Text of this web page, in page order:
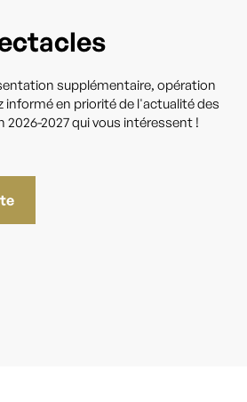
supplémentaire, opération
en priorité de l'actualité des
2026-2027 qui vous intéressent !